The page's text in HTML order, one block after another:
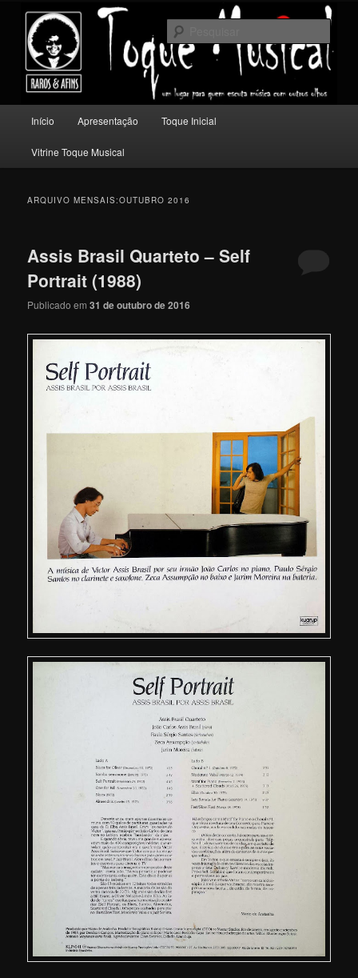
conteúdo
principal
conteúdo
secundário
Toque Musical
Um lugar para quem escuta música com outros olhos.
principal
Início Apresentação Toque Inicial
Vitrine Toque Musical
ARQUIVO MENSAIS:OUTUBRO 2016
Assis Brasil Quarteto – Self
Portrait (1988)
Publicado em31 de outubro de 2016